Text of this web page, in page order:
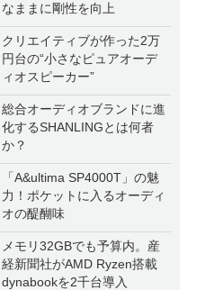
なままに剛性を向上
クリエイティブが作った2万
円台の“小さなピュアオーデ
ィオスピーカー”
総合オーディオブランドに進
化するSHANLINGとは何者
か？
「A&ultima SP4000T」の魅
力！ポケットに入るオーディ
オの醍醐味
メモリ32GBでも予算内。産
経新聞社がAMD Ryzen搭載
dynabookを2千台導入